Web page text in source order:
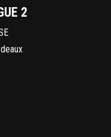
2